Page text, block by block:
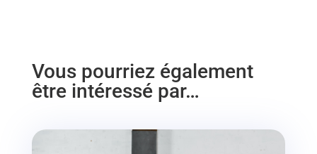
Vous pourriez également
être intéressé par…